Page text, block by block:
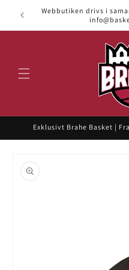
vidare
till
innehåll
Webbutiken drivs i
Exklusivt Brahe Basket |
vidare till